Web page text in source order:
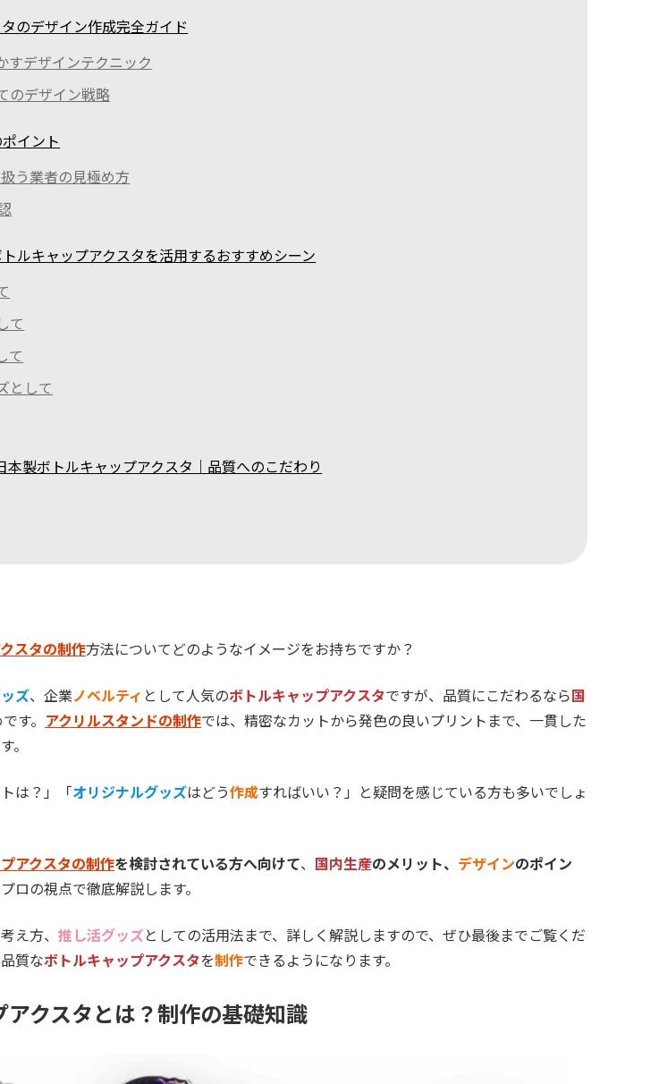
のデザイン作成完全ガイド
すデザインテクニック
のデザイン戦略
イント
う業者の見極め方
ルキャップアクスタを活用するおすすめシーン
て
て
として
製ボトルキャップアクスタ｜品質へのこだわり
スタの制作方法についてどのようなイメージをお持ちですか？
ズ、企業ノベルティ として人気のボトルキャップアクスタですが、品質にこだわるなら国
す。 アクリルスタンドの制作では、精密なカットから発色の良いプリントまで、一貫した
。
は？」「オリジナルグッズはどう作成すればいい？」と疑問を感じている方も多いでしょ
アクスタの制作を検討されている方へ向けて、 国内生産のメリット、 デザインのポイン
ロの視点で徹底解説します。
え方、 推し活グッズとしての活用法まで、詳しく解説しますので、ぜひ最後までご覧くだ
質なボトルキャップアクスタを制作できるようになります。
クスタとは？制作の基礎知識